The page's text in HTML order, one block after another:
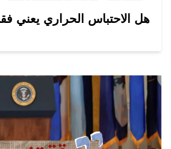
هل الاحتباس الحراري يعني